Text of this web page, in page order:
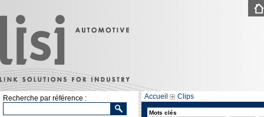
Recherche par référence : Accueil Clips
Mots clés